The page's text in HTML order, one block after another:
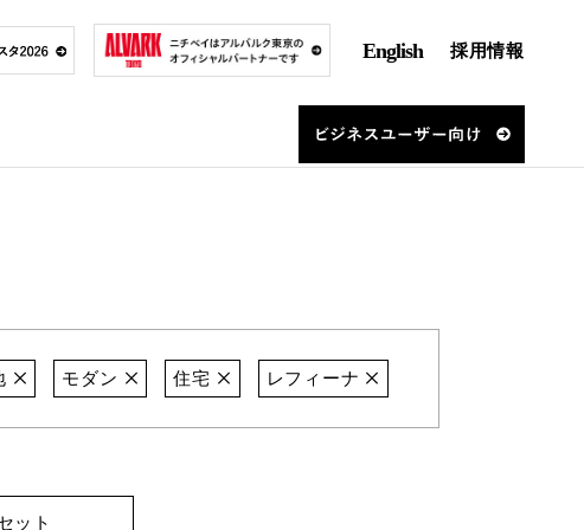
English 採用情報
モダン 住宅 レフィーナ
ット